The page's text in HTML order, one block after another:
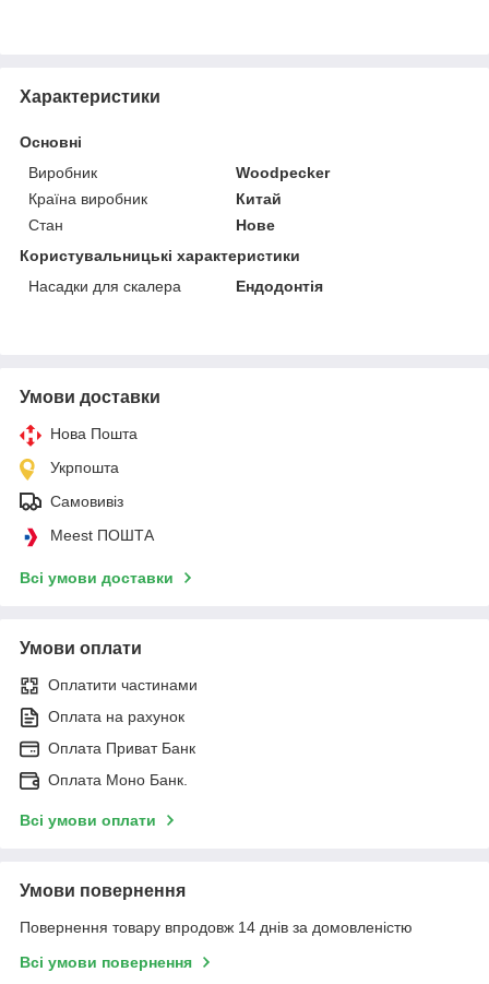
Характеристики
Основні
Виробник
Woodpecker
Країна виробник
Китай
Стан
Нове
Користувальницькі характеристики
Насадки для скалера
Ендодонтія
Умови доставки
Нова Пошта
Укрпошта
Самовивіз
Meest ПОШТА
Всі умови доставки
Умови оплати
Оплатити частинами
Оплата на рахунок
Оплата Приват Банк
Оплата Моно Банк.
Всі умови оплати
Умови повернення
Повернення товару впродовж 14 днів за домовленістю
Всі умови повернення